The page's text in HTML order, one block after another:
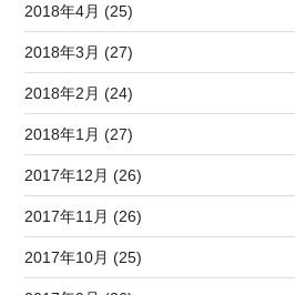
2018年4月 (25)
2018年3月 (27)
2018年2月 (24)
2018年1月 (27)
2017年12月 (26)
2017年11月 (26)
2017年10月 (25)